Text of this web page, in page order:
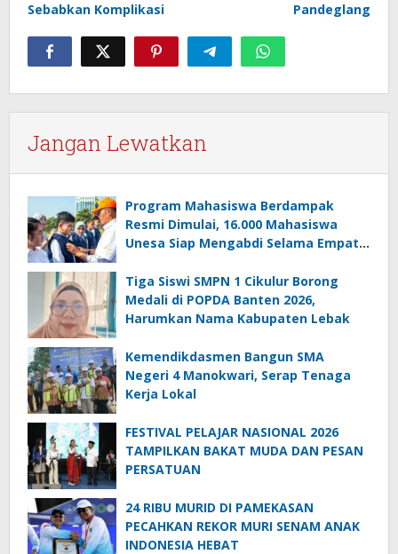
Sebabkan Komplikasi
Pandeglang
Jangan Lewatkan
Program Mahasiswa Berdampak
Resmi Dimulai, 16.000 Mahasiswa
Unesa Siap Mengabdi Selama Empat
Tiga Siswi SMPN 1 Cikulur Borong
Medali di POPDA Banten 2026,
Harumkan Nama Kabupaten Lebak
Kemendikdasmen Bangun SMA
Negeri 4 Manokwari, Serap Tenaga
Kerja Lokal
FESTIVAL PELAJAR NASIONAL 2026
TAMPILKAN BAKAT MUDA DAN PESAN
PERSATUAN
24 RIBU MURID DI PAMEKASAN
PECAHKAN REKOR MURI SENAM ANAK
INDONESIA HEBAT